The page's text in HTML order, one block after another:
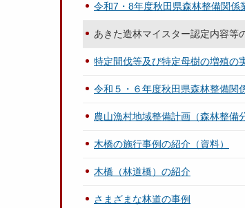
令和7・8年度秋田県森林整備関係
あきた造林マイスター認定内容等
特定間伐等及び特定母樹の増殖の
令和５・６年度秋田県森林整備関
農山漁村地域整備計画（森林整備
木橋の施行事例の紹介（資料）
木橋（林道橋）の紹介
さまざまな林道の事例